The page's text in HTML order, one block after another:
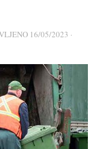
16/05/2023 ·